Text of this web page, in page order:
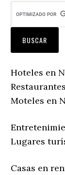
Hoteles en
Moteles en
Lugares
Casas en